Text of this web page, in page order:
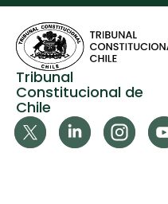
Tribunal
Constitucional de
Chile